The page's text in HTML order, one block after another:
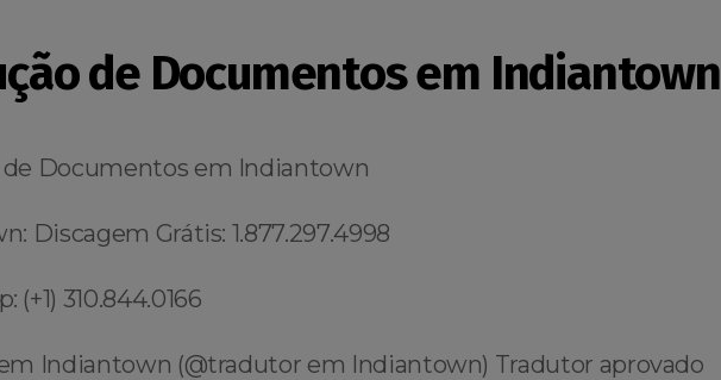
de Documentos em Indiantown
de Documentos em Indiantown
Discagem Grátis: 1.877.297.4998
(+1) 310.844.0166
Indiantown (@tradutor em Indiantown) Tradutor aprovado